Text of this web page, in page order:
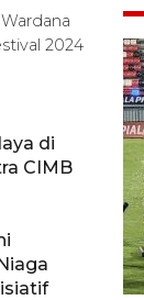
2024
di
CIMB